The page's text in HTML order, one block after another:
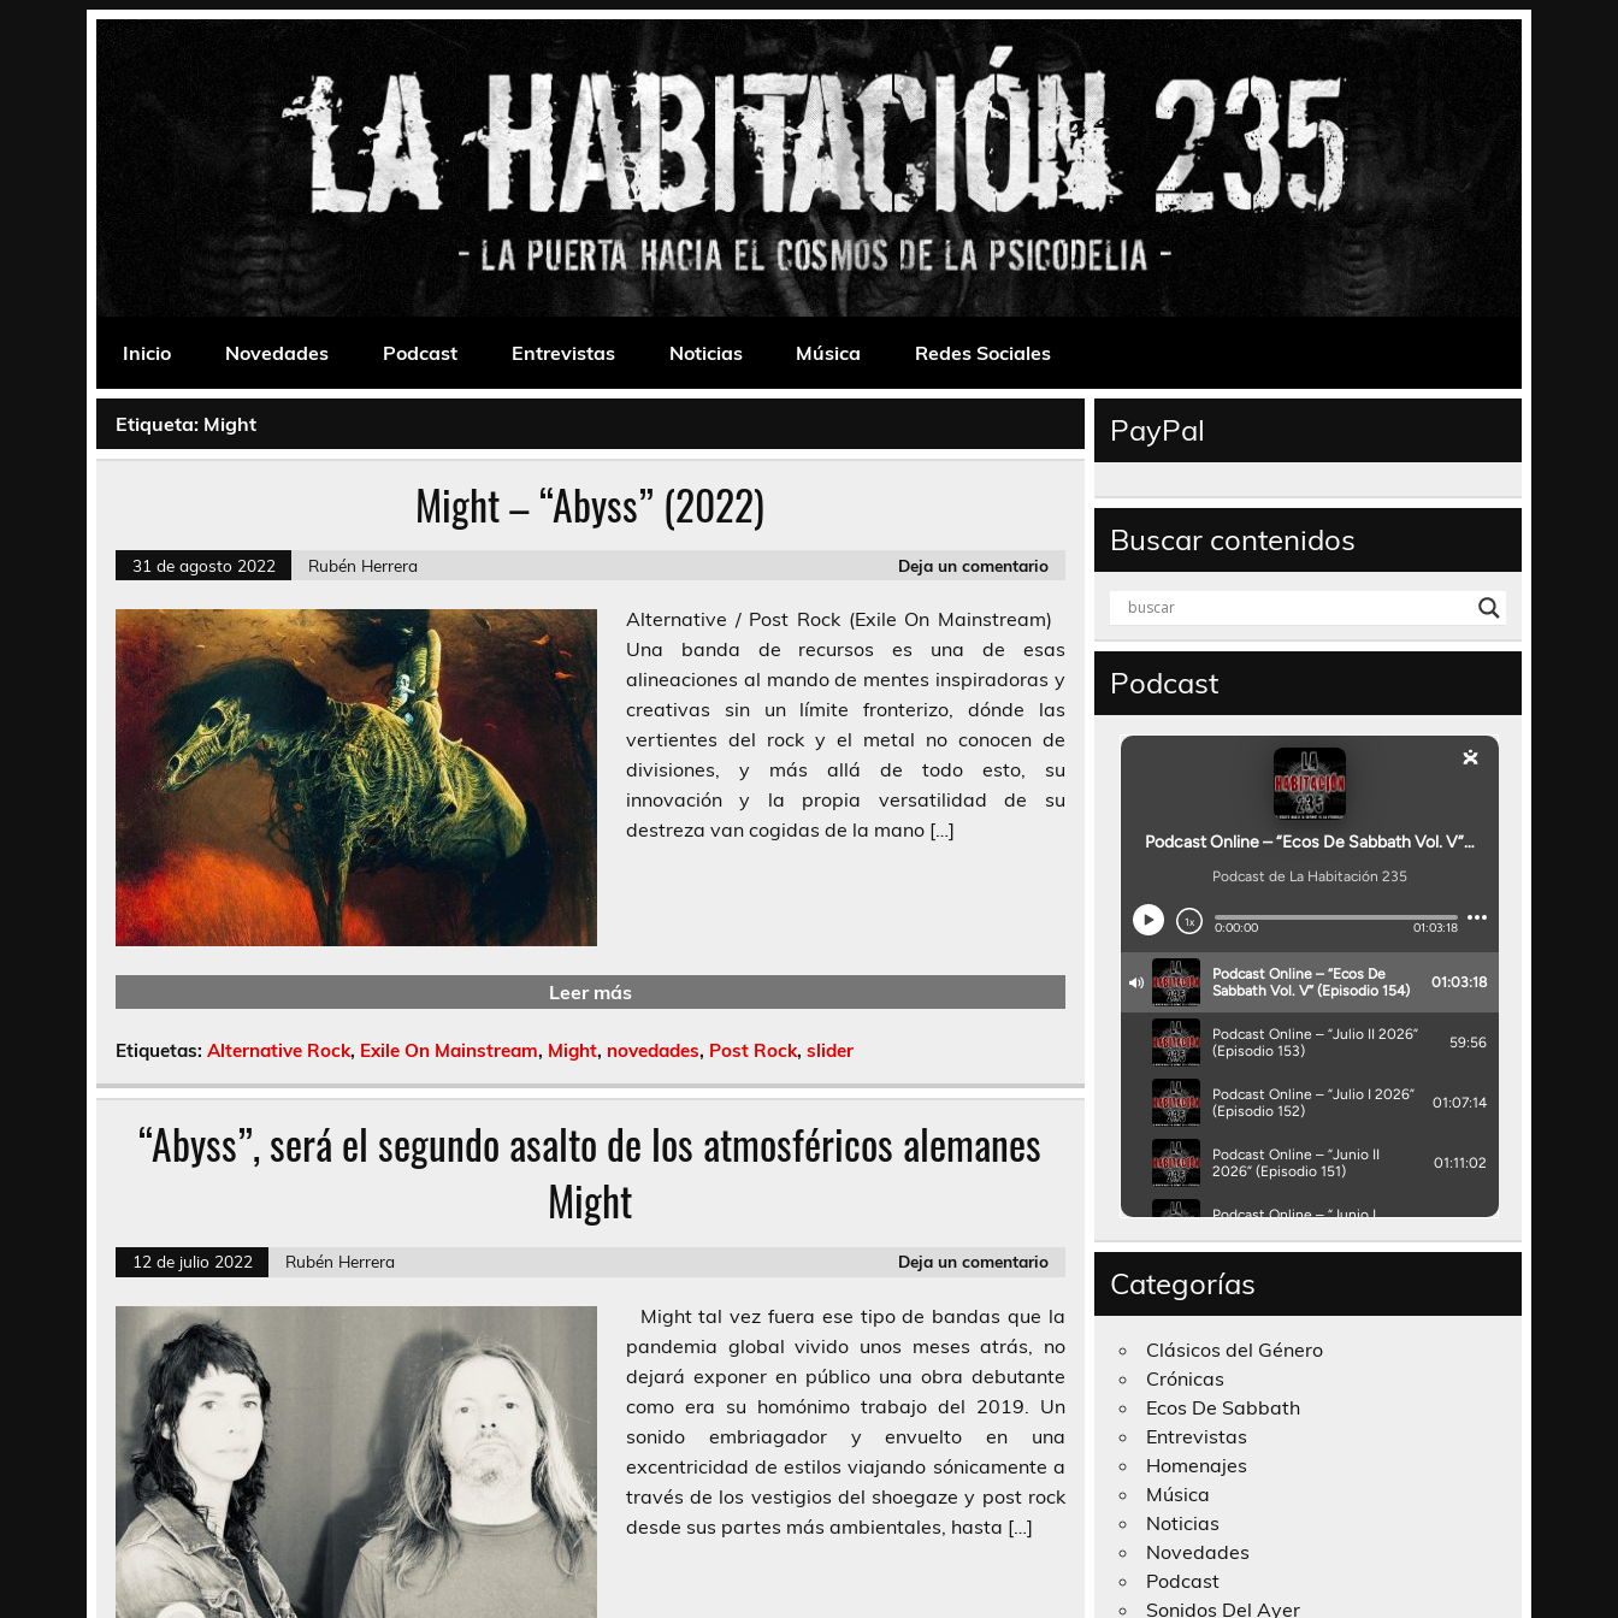
La Habitación 235
Inicio
Novedades Podcast Entrevistas Noticias Música Redes Sociales
Etiqueta: Might
Might – “Abyss” (2022)
31 de agosto 2022 Rubén Herrera Deja un comentario
Alternative / Post Rock (Exile On Mainstream)
Una banda de recursos es una de esas
alineaciones al mando de mentes inspiradoras y
creativas sin un límite fronterizo, dónde las
vertientes del rock y el metal no conocen de
divisiones, y más allá de todo esto, su
innovación y la propia versatilidad de su
destreza van cogidas de la mano […]
Leer más
Etiquetas: Alternative Rock, Exile On Mainstream, Might, novedades, Post Rock, slider
“Abyss”, será el segundo asalto de los atmosféricos alemanes
Might
12 de julio 2022 Rubén Herrera Deja un comentario
Might tal vez fuera ese tipo de bandas que la
pandemia global vivido unos meses atrás, no
dejará exponer en público una obra debutante
como era su homónimo trabajo del 2019. Un
sonido embriagador y envuelto en una
excentricidad de estilos viajando sónicamente a
través de los vestigios del shoegaze y post rock
desde sus partes más ambientales, hasta […]
PayPal
Buscar contenidos
Podcast
Categorías
Clásicos del Género
Crónicas
Ecos De Sabbath
Entrevistas
Homenajes
Música
Noticias
Novedades
Podcast
Sonidos Del Ayer